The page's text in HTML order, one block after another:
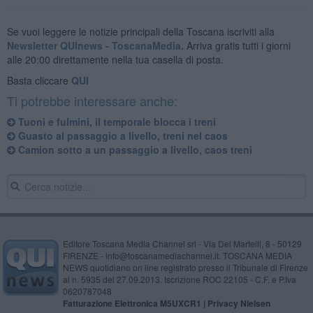
Se vuoi leggere le notizie principali della Toscana iscriviti alla
Newsletter QUInews - ToscanaMedia. Arriva gratis tutti i giorni
alle 20:00 direttamente nella tua casella di posta.
Basta cliccare QUI
Ti potrebbe interessare anche:
Tuoni e fulmini, il temporale blocca i treni
Guasto al passaggio a livello, treni nel caos
Camion sotto a un passaggio a livello, caos treni
Editore Toscana Media Channel srl - Via Dei Martelli, 8 - 50129
FIRENZE - info@toscanamediachannel.it. TOSCANA MEDIA
NEWS quotidiano on line registrato presso il Tribunale di Firenze
al n. 5935 del 27.09.2013. Iscrizione ROC 22105 - C.F. e P.Iva
0620787048
Fatturazione Elettronica M5UXCR1 | Privacy Nielsen